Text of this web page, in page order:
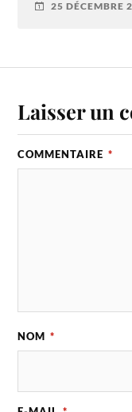
25 DÉCEMBRE
Laisser un
COMMENTAIRE *
NOM *